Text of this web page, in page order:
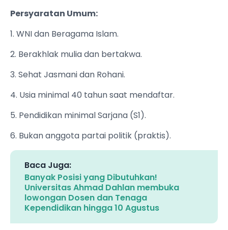
Persyaratan Umum:
1. WNI dan Beragama Islam.
2. Berakhlak mulia dan bertakwa.
3. Sehat Jasmani dan Rohani.
4. Usia minimal 40 tahun saat mendaftar.
5. Pendidikan minimal Sarjana (S1).
6. Bukan anggota partai politik (praktis).
Baca Juga:
Banyak Posisi yang Dibutuhkan!
Universitas Ahmad Dahlan membuka
lowongan Dosen dan Tenaga
Kependidikan hingga 10 Agustus